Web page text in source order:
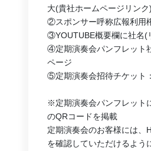
大(貴社ホームページリンク)
②スポンサー呼称広報利用
③YOUTUBE概要欄に社名(
④定期演奏会パンフレット
ページ
⑤定期演奏会招待チケット
※定期演奏会パンフレット
のQRコードを掲載
定期演奏会のお客様には、
を確認していただけるよう